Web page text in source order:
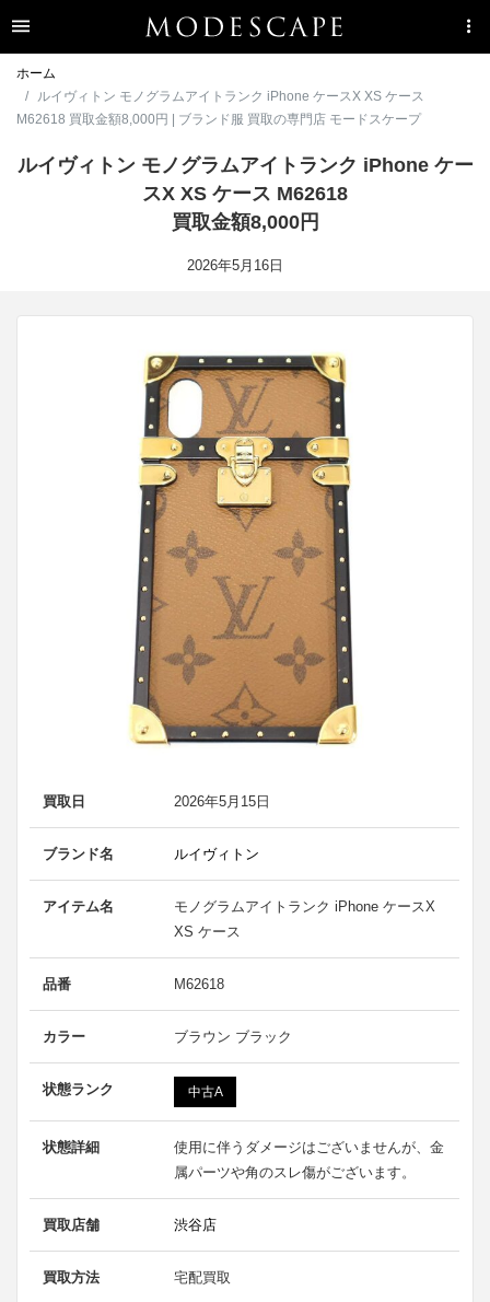
ホーム
ルイヴィトン モノグラムアイトランク iPhone ケースX XS ケース
M62618 買取金額8,000円 | ブランド服 買取の専門店 モードスケープ
ルイヴィトン モノグラムアイトランク iPhone ケー
スX XS ケース M62618
買取金額8,000円
2026年5月16日
買取日 2026年5月15日
ブランド名 ルイヴィトン
アイテム名
モノグラムアイトランク iPhone ケースX
XS ケース
品番 M62618
カラー ブラウン ブラック
状態ランク 中古A
状態詳細
使用に伴うダメージはございませんが、金
属パーツや角のスレ傷がございます。
買取店舗 渋谷店
買取方法 宅配買取